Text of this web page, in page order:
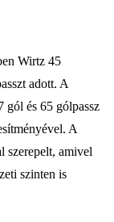
Wirtz 45
adott. A
gól és 65 gólpassz
A
szerepelt, amivel
szinten is